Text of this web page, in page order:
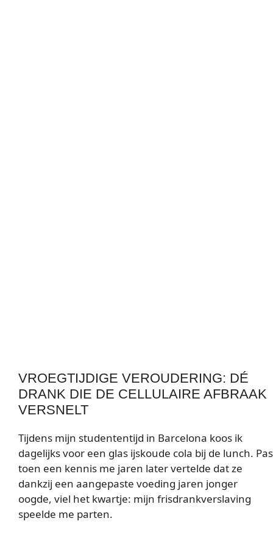
VROEGTIJDIGE VEROUDERING: DÉ
DRANK DIE DE CELLULAIRE AFBRAAK
VERSNELT
Tijdens mijn studententijd in Barcelona koos ik
dagelijks voor een glas ijskoude cola bij de lunch. Pas
toen een kennis me jaren later vertelde dat ze
dankzij een aangepaste voeding jaren jonger
oogde, viel het kwartje: mijn frisdrankverslaving
speelde me parten.